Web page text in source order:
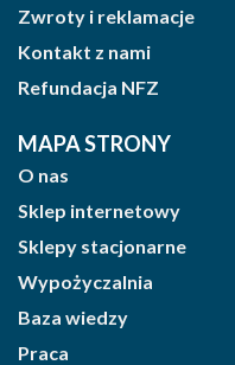
Zwroty i reklamacje
Kontakt z nami
Refundacja NFZ
MAPA STRONY
O nas
Sklep internetowy
Sklepy stacjonarne
Wypożyczalnia
Baza wiedzy
Praca